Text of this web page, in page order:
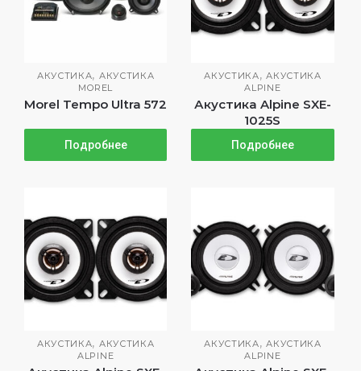
АКУСТИКА, АКУСТИКА
MOREL
Morel Tempo Ultra 572
Подробнее
АКУСТИКА,АКУСТИКА
ALPINE
Акустика Alpine SXE-
1025S
Подробнее
АКУСТИКА, АКУСТИКА
ALPINE
АКУСТИКА,АКУСТИКА
ALPINE